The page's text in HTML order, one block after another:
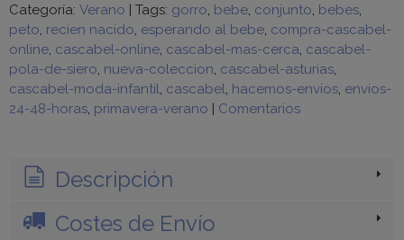
Categoría: Verano | Tags: gorro bebe conjunto bebes
peto recien nacido esperando al bebe compra-cascabel-
online cascabel-online cascabel-mas-cerca cascabel-
pola-de-siero nueva-coleccion cascabel-asturias
cascabel-moda-infantil cascabel hacemos-envios envios-
24-48-horas primavera-verano | Comentarios
Descripción
Costes de Envío